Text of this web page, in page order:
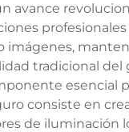
avance
imágenes,
tradicional del
esencial
consiste en
de iluminación